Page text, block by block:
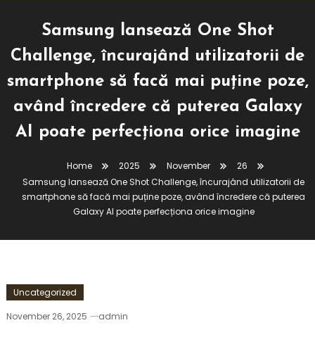
Samsung lansează One Shot
Challenge, încurajând utilizatorii de
smartphone să facă mai puține poze,
având încredere că puterea Galaxy
AI poate perfecționa orice imagine
Home 2025 November
26
Samsung lansează One Shot Challenge, încurajând utilizatorii de
smartphone să facă mai puține poze, având încredere că puterea
Galaxy AI poate perfecționa orice imagine
Uncategorized
November 26, 2025
admin